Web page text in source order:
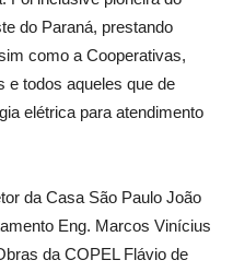
do Paraná, prestando
como a Cooperativas,
e todos aqueles que de
elétrica para atendimento
da Casa São Paulo João
Eng. Marcos Vinícius
da COPEL Flávio de